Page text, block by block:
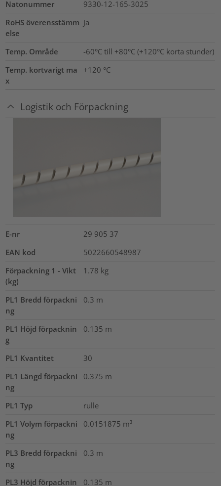
Natonummer
9330-12-165-3025
RoHS överensstämm
else
Ja
Temp. Område
-60°C till +80°C (+120°C korta stunder)
Temp. kortvarigt ma
x
+120 °C
Logistik och Förpackning
E-nr
29 905 37
EAN kod
5022660548987
Förpackning 1 - Vikt
(kg)
1.78 kg
PL1 Bredd förpackni
ng
0.3 m
PL1 Höjd förpacknin
g
0.135 m
PL1 Kvantitet
30
PL1 Längd förpackni
ng
0.375 m
PL1 Typ
rulle
PL1 Volym förpackni
ng
0.0151875 m³
PL3 Bredd förpackni
ng
0.3 m
PL3 Höjd förpacknin 0.135 m